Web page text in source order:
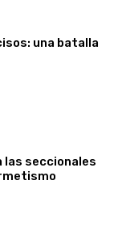
una batalla
las seccionales